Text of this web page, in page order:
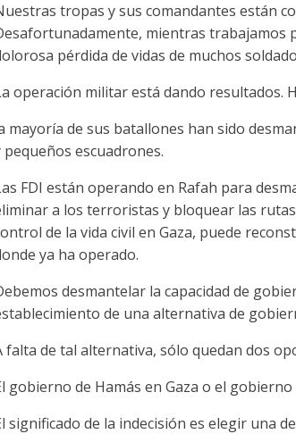
tropas y sus comandantes están
mientras trabajamos
pérdida de vidas de muchos
operación militar está dando resultados.
mayoría de sus batallones han sido
pequeños escuadrones.
FDI están operando en Rafah para
a los terroristas y bloquear las
de la vida civil en Gaza, puede
ya ha operado.
desmantelar la capacidad de
de una alternativa de
falta de tal alternativa, sólo quedan dos
gobierno de Hamás en Gaza o el
significado de la indecisión es elegir una